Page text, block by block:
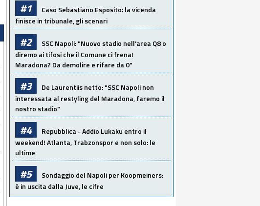
#1
Caso Sebastiano Esposito: la vicenda
finisce in tribunale, gli scenari
#2
SSC Napoli: "Nuovo stadio nell'area Q8 o
diremo ai tifosi che il Comune ci frena!
Maradona? Da demolire e rifare da 0"
#3
De Laurentiis netto: "SSC Napoli non
interessata al restyling del Maradona, faremo il
nostro stadio"
#4
Repubblica - Addio Lukaku entro il
weekend! Atlanta, Trabzonspor e non solo: le
ultime
#5
Sondaggio del Napoli per Koopmeiners:
è in uscita dalla Juve, le cifre